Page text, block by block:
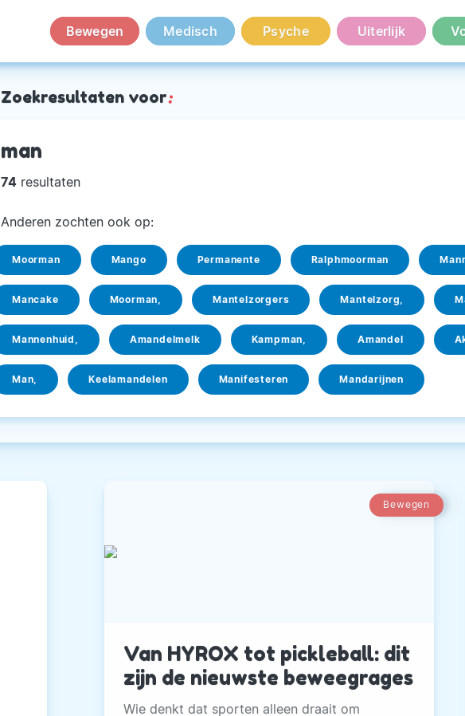
Bewegen Medisch Psyche Uiterlijk
Zoekresultaten voor:
man
74 resultaten
Anderen zochten ook op:
Moorman Mango Permanente Ralphmoorman
Mancake Moorman, Mantelzorgers Mantelzorg,
Mannenhuid, Amandelmelk Kampman, Amandel
Man, Keelamandelen Manifesteren Mandarijnen
Bewegen
Van HYROX tot pickleball: dit
zijn de nieuwste beweegrages
Wie denkt dat sporten alleen draait om